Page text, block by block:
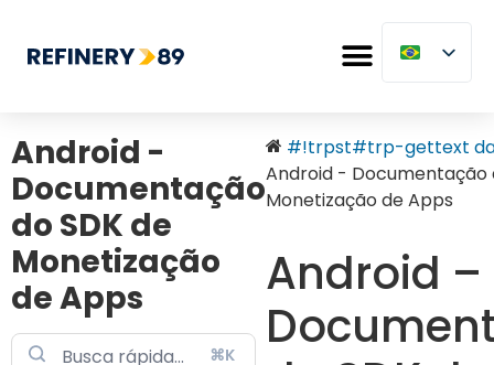
Android -
Documentação
do SDK de
Monetização
de Apps
⌘K
#!trpst#trp-gettext
Android - Documentação
Monetização de Apps
Android –